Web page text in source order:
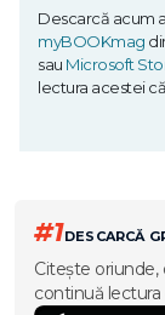
Descarcă acum
myBOOKmag
sau Microsoft
lectura acestei
#1DESCARCĂ
Citește oriunde,
continuă lectura